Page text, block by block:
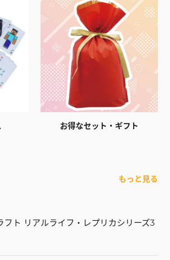
お得なセット・ギフト
もっと見る
フト リアルライフ・レプリカシリーズ3